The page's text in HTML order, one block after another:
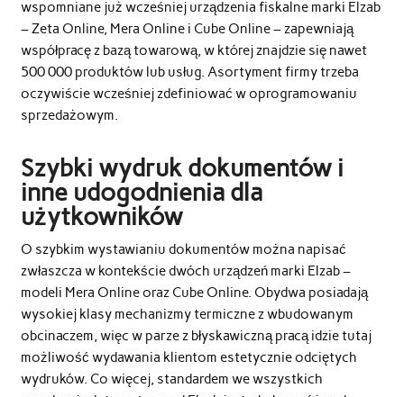
wspomniane już wcześniej urządzenia fiskalne marki Elzab
– Zeta Online, Mera Online i Cube Online – zapewniają
współpracę z bazą towarową, w której znajdzie się nawet
500 000 produktów lub usług. Asortyment firmy trzeba
oczywiście wcześniej zdefiniować w oprogramowaniu
sprzedażowym.
Szybki wydruk dokumentów i
inne udogodnienia dla
użytkowników
O szybkim wystawianiu dokumentów można napisać
zwłaszcza w kontekście dwóch urządzeń marki Elzab –
modeli Mera Online oraz Cube Online. Obydwa posiadają
wysokiej klasy mechanizmy termiczne z wbudowanym
obcinaczem, więc w parze z błyskawiczną pracą idzie tutaj
możliwość wydawania klientom estetycznie odciętych
wydruków. Co więcej, standardem we wszystkich